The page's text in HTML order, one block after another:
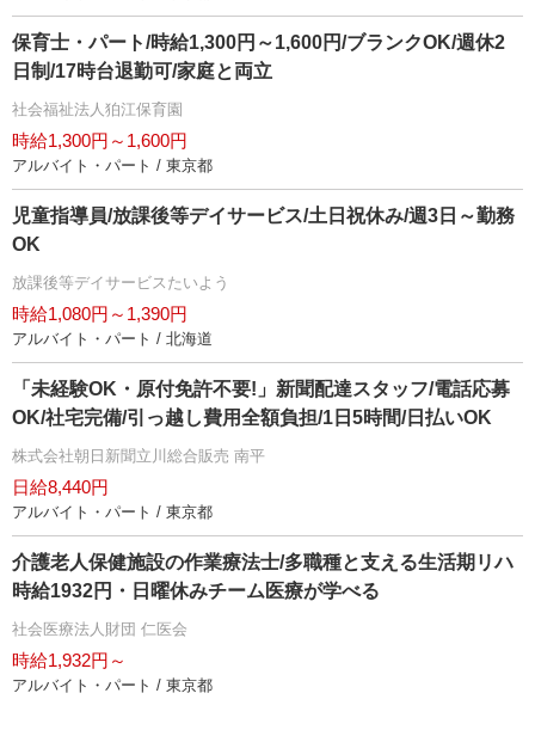
保育士・パート/時給1,300円～1,600円/ブランクOK/週休2
日制/17時台退勤可/家庭と両立
社会福祉法人狛江保育園
時給1,300円～1,600円
アルバイト・パート / 東京都
児童指導員/放課後等デイサービス/土日祝休み/週3日～勤務
OK
放課後等デイサービスたいよう
時給1,080円～1,390円
アルバイト・パート / 北海道
「未経験OK・原付免許不要!」新聞配達スタッフ/電話応募
OK/社宅完備/引っ越し費用全額負担/1日5時間/日払いOK
株式会社朝日新聞立川総合販売 南平
日給8,440円
アルバイト・パート / 東京都
介護老人保健施設の作業療法士/多職種と支える生活期リハ
時給1932円・日曜休みチーム医療が学べる
社会医療法人財団 仁医会
時給1,932円～
アルバイト・パート / 東京都